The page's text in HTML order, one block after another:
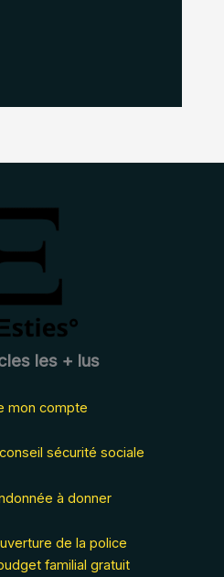
les + lus
mon compte
sécurité sociale
à donner
de la police
familial gratuit